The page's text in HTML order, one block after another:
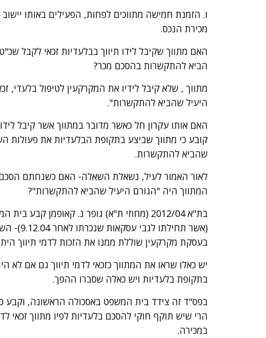
ו. הזמנת חמישה מתווכים לפחות, הפעילים באותו
מכירת הנכס.
האם מתווך שקיבל לידו תיווך בבלעדיות זכאי לקבל
הביא להתקשרות בהסכם מכר?
מתווך , שלא קיבל לידיו את המקרקעין לטיפול בלעדי,
היעיל שהביא להתקשרות".
האם אותו עקרון חל כאשר מדובר במתווך אשר קיבל
קובע כי מתווך שביצע בתקופת הבלעדיות את פעולות
שהביא להתקשרות.
לאור האמור לעיל, נשאלת השאלה- האם כשנחתם הסכם
המתווך היה "הגורם היעיל שהביא להתקשרות"?
בת"א 2012/04 (מחוזי ת"א) גופר נ. קאופמן
(אשר
בעסקת מקרקעין שוללת ממנו את הזכות לדמי תיווך
יש כאלו שראו את המתווך כזכאי לדמי תיווך גם אם
בתקופת בלעדיות ויש כאלה שסברו ההפך.
בפס"ד זה צידד בית המשפט באסכולה הראשונה, וקבע
הרי שיש תוקף חוקי להסכם בלעדיות לפיו מתווך זכאי
במכירה.